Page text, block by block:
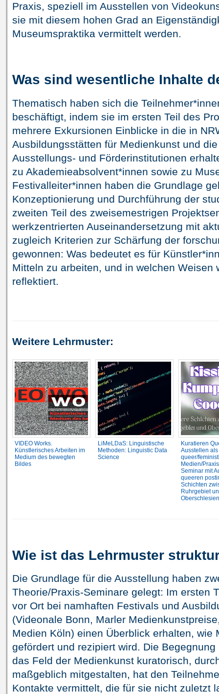
Praxis, speziell im Ausstellen von
sie mit diesem hohen Grad an
Museumspraktika vermittelt werden.
Was sind wesentliche Inhalte
Thematisch haben sich die
beschäftigt, indem sie im ersten Teil des
mehrere Exkursionen Einblicke in die in
Ausbildungsstätten für Medienkunst und
Ausstellungs- und Förderinstitutionen
zu Akademieabsolvent*innen sowie zu
Festivalleiter*innen haben die Grundlage
Konzeptionierung und Durchführung der
zweiten Teil des zweisemestrigen
werkzentrierten Auseinandersetzung mit
zugleich Kriterien zur Schärfung der
gewonnen: Was bedeutet es für
Mitteln zu arbeiten, und in welchen Weisen
reflektiert.
Weitere Lehrmuster:
VIDEO Works.
Künstlerisches Arbeiten im
Medium des bewegten
Bildes
LiMeLDaS: Linguistische
Methoden: Linguistic Data
Science
Kuratieren
Ausstellen als
queer/
Medien/
Seminar mit
queeren
Schichten
Ruhrgebiet
Oberschlesien
Wie ist das Lehrmuster
Die Grundlage für die Ausstellung haben
Theorie/Praxis-Seminare gelegt: Im ersten
vor Ort bei namhaften Festivals und
(Videonale Bonn, Marler
Medien Köln) einen Überblick erhalten, wie
gefördert und rezipiert wird. Die
das Feld der Medienkunst kuratorisch,
maßgeblich mitgestalten, hat den
Kontakte vermittelt, die für sie nicht zuletzt